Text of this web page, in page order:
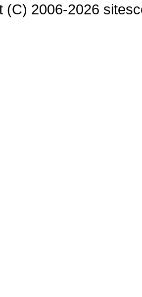
(C) 2006-2026